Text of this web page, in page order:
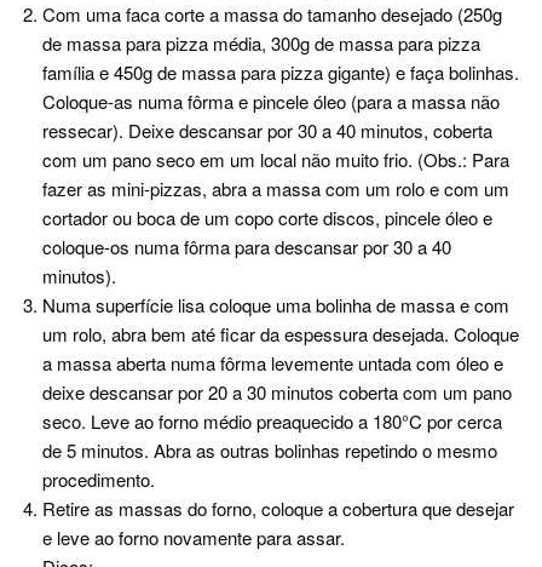
Com uma faca corte a massa do tamanho desejado (250g
de massa para pizza média, 300g de massa para pizza
família e 450g de massa para pizza gigante) e faça bolinhas.
Coloque-as numa fôrma e pincele óleo (para a massa não
ressecar). Deixe descansar por 30 a 40 minutos, coberta
com um pano seco em um local não muito frio. (Obs.: Para
fazer as mini-pizzas, abra a massa com um rolo e com um
cortador ou boca de um copo corte discos, pincele óleo e
coloque-os numa fôrma para descansar por 30 a 40
minutos).
Numa superfície lisa coloque uma bolinha de massa e com
um rolo, abra bem até ficar da espessura desejada. Coloque
a massa aberta numa fôrma levemente untada com óleo e
deixe descansar por 20 a 30 minutos coberta com um pano
seco. Leve ao forno médio preaquecido a 180°C por cerca
de 5 minutos. Abra as outras bolinhas repetindo o mesmo
procedimento.
Retire as massas do forno, coloque a cobertura que desejar
e leve ao forno novamente para assar.